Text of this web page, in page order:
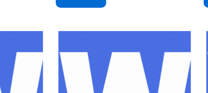
Rp1,200,000.00
Rp7,000,000.00
memiliki
beberapa